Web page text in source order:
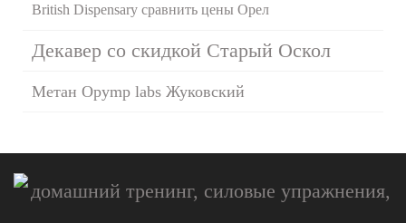
British Dispensary сравнить цены Орел
Декавер со скидкой Старый Оскол
Метан Opymp labs Жуковский